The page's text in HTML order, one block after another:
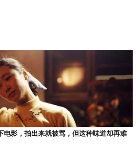
电影，拍出来就被骂，但这种味道却再难